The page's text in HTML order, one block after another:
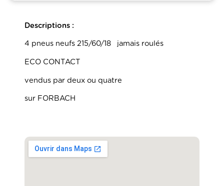
Descriptions :
4 pneus neufs 215/60/18 jamais roulés
ECO CONTACT
vendus par deux ou quatre
sur FORBACH